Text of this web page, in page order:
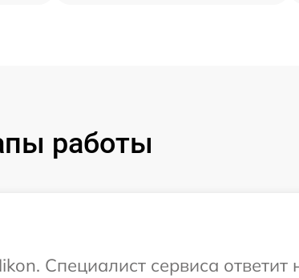
работы
Специалист сервиса